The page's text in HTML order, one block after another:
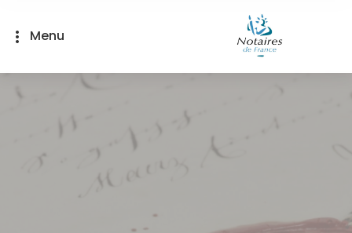
more_vert Menu